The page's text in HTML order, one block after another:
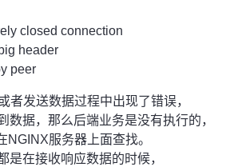
closed connection
header
peer
者发送数据过程中出现了错误，
数据，那么后端业务是没有执行的，
服务器上面查找。
是在接收响应数据的时候，